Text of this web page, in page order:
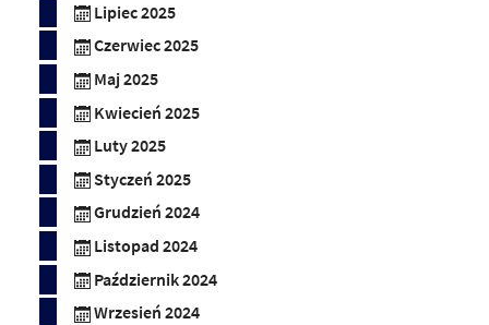
Lipiec 2025
Czerwiec 2025
Maj 2025
Kwiecień 2025
Luty 2025
Styczeń 2025
Grudzień 2024
Listopad 2024
Październik 2024
Wrzesień 2024